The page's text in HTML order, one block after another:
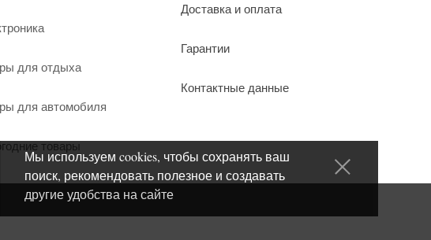
для отдыха
для автомобиля
товары
Доставка и оплата
Гарантии
Контактные данные
Мы используем cookies, чтобы сохранять ваш
поиск, рекомендовать полезное и создавать
другие удобства на сайте